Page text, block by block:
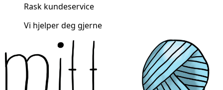
Rask kundeservice
Vi hjelper deg gjerne